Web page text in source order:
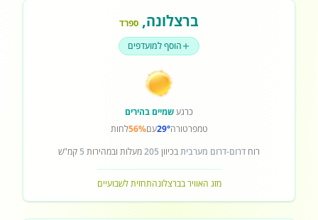
ברצלונה, ספרד
הוסף למועדפים
כרגעשמיים בהירים
טמפרטורה29°עם56%לחות
רוח דרום-דרום מערביתבכיוון 205מעלות ובמהירות 5 קמ"ש
מזג האוויר בברצלונהתחזית לשבועיים